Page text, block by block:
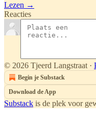
Lezen →
Reacties
© 2026 Tjeerd Langstraat ·
Begin je Substack
Download de App
Substack is de plek voor